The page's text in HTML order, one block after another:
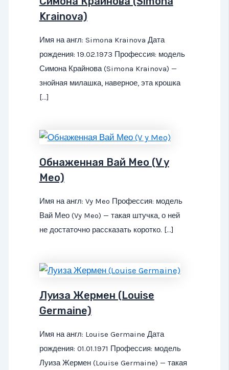
Krainova)
Имя на англ: Simona Krainova Дата
рождения: 19.02.1973 Профессия: модель
Симона Крайнова (Simona Krainova) —
знойная милашка, наверное, эта крошка
[…]
Обнаженная Вай Мео (V y
Meo)
Имя на англ: Vy Meo Профессия: модель
Вай Мео (Vy Meo) — такая штучка, о ней
не достаточно рассказать коротко. […]
Луиза Жермен (Louise
Germaine)
Имя на англ: Louise Germaine Дата
рождения: 01.01.1971 Профессия: модель
Луиза Жермен (Louise Germaine) — такая